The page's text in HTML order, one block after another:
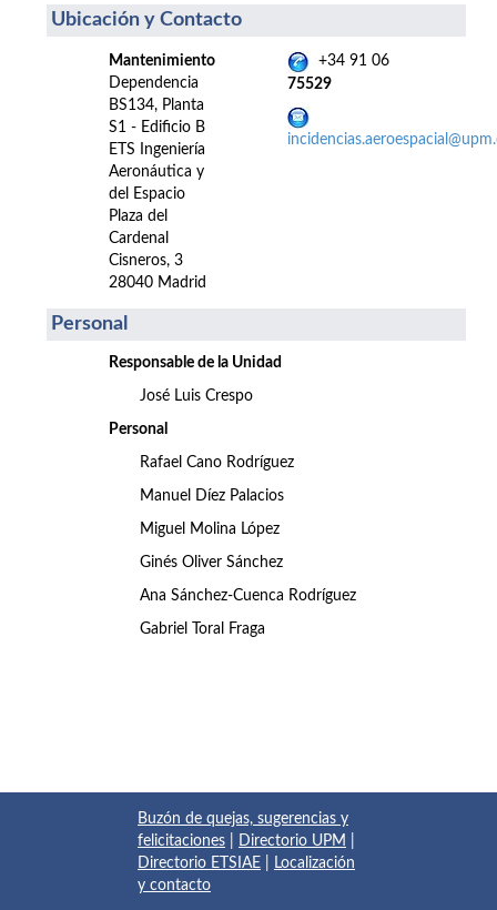
Ubicación y Contacto
Mantenimiento
Dependencia
BS134, Planta
S1 - Edificio B
ETS Ingeniería
Aeronáutica y
del Espacio
Plaza del
Cardenal
Cisneros, 3
28040 Madrid
+34 91 06
75529
Personal
Responsable de la Unidad
José Luis Crespo
Personal
Rafael Cano Rodríguez
Manuel Díez Palacios
Miguel Molina López
Ginés Oliver Sánchez
Ana Sánchez-Cuenca Rodríguez
Gabriel Toral Fraga
Buzón de quejas, sugerencias y
felicitaciones
Directorio UPM
Directorio ETSIAE
Localización
y contacto